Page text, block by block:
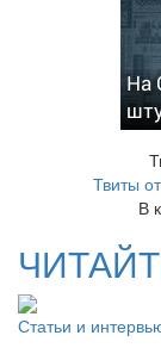
На
Твиты
В
Статьи и